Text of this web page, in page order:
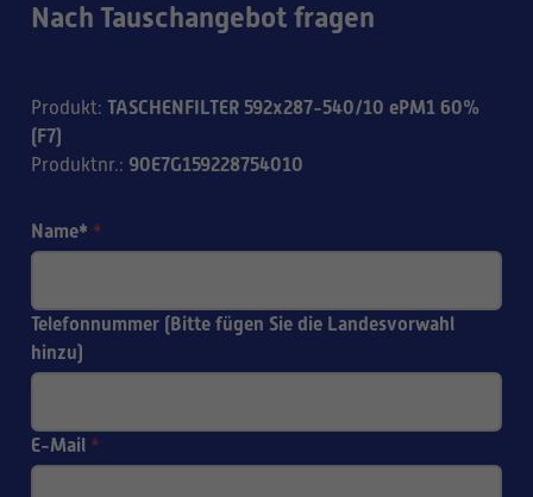
Nach Tauschangebot fragen
Produkt: TASCHENFILTER 592x287-540/10 ePM1 60%
(F7)
Produktnr.: 90E7G159228754010
Name* *
Telefonnummer (Bitte fügen Sie die Landesvorwahl
hinzu)
E-Mail *